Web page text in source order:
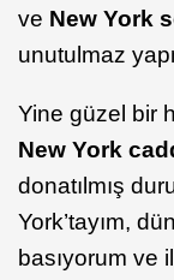
ve New York
unutulmaz
Yine güzel bir
New York
donatılmış
York’tayım,
basıyorum ve